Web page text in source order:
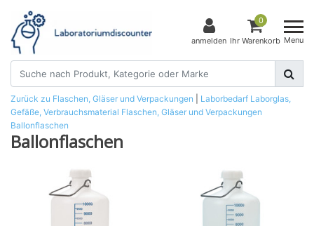
anmelden
0
Ihr Warenkorb Menu
Zurück zu Flaschen, Gläser und Verpackungen Laborbedarf Laborglas,
Gefäße, Verbrauchsmaterial Flaschen, Gläser und Verpackungen
Ballonflaschen
Ballonflaschen